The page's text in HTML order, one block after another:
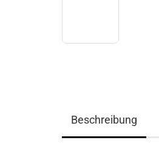
Beschreibung